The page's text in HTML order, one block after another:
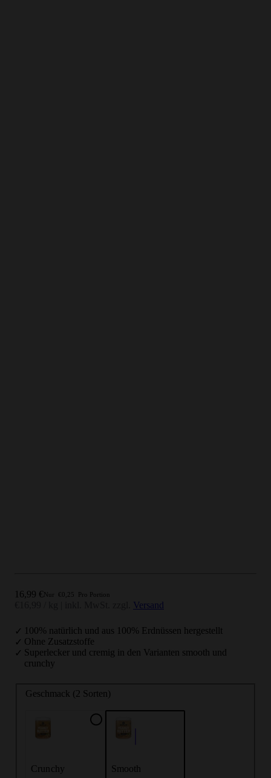
Angebot
16,99 €Nur €0,25 Pro Portion
Versand
100% natürlich und aus 100% Erdnüssen hergestellt
Ohne Zusatzstoffe
Superlecker und cremig in den Varianten smooth und
crunchy
Geschmack (2 Sorten)
Crunchy Smooth